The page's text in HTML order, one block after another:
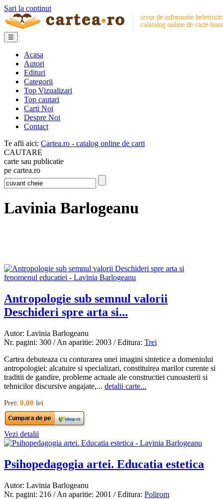
Sari la continut
☰
Acasa
Autori
Edituri
Categorii
Top Vizualizari
Top cautari
Carti Noi
Despre Noi
Contact
Te afli aici: Cartea.ro - catalog online de carti
CAUTARE
carte sau publicatie
pe cartea.ro
Lavinia Barlogeanu
Antropologie sub semnul valorii
Deschideri spre arta si...
Autor: Lavinia Barlogeanu
Nr. pagini: 300 / An aparitie: 2003 / Editura: Trei
Cartea debuteaza cu conturarea unei imagini sintetice a domeniului
antropologiei: alcatuire si specializari, constituirea marilor curente si
traditii de gandire, probleme actuale ale constructiei cunoasterii si
tehnicilor discursive angajate,... detalii carte...
Pret: 0,00 lei
Vezi detalii
Psihopedagogia artei. Educatia estetica
Autor: Lavinia Barlogeanu
Nr. pagini: 216 / An aparitie: 2001 / Editura: Polirom